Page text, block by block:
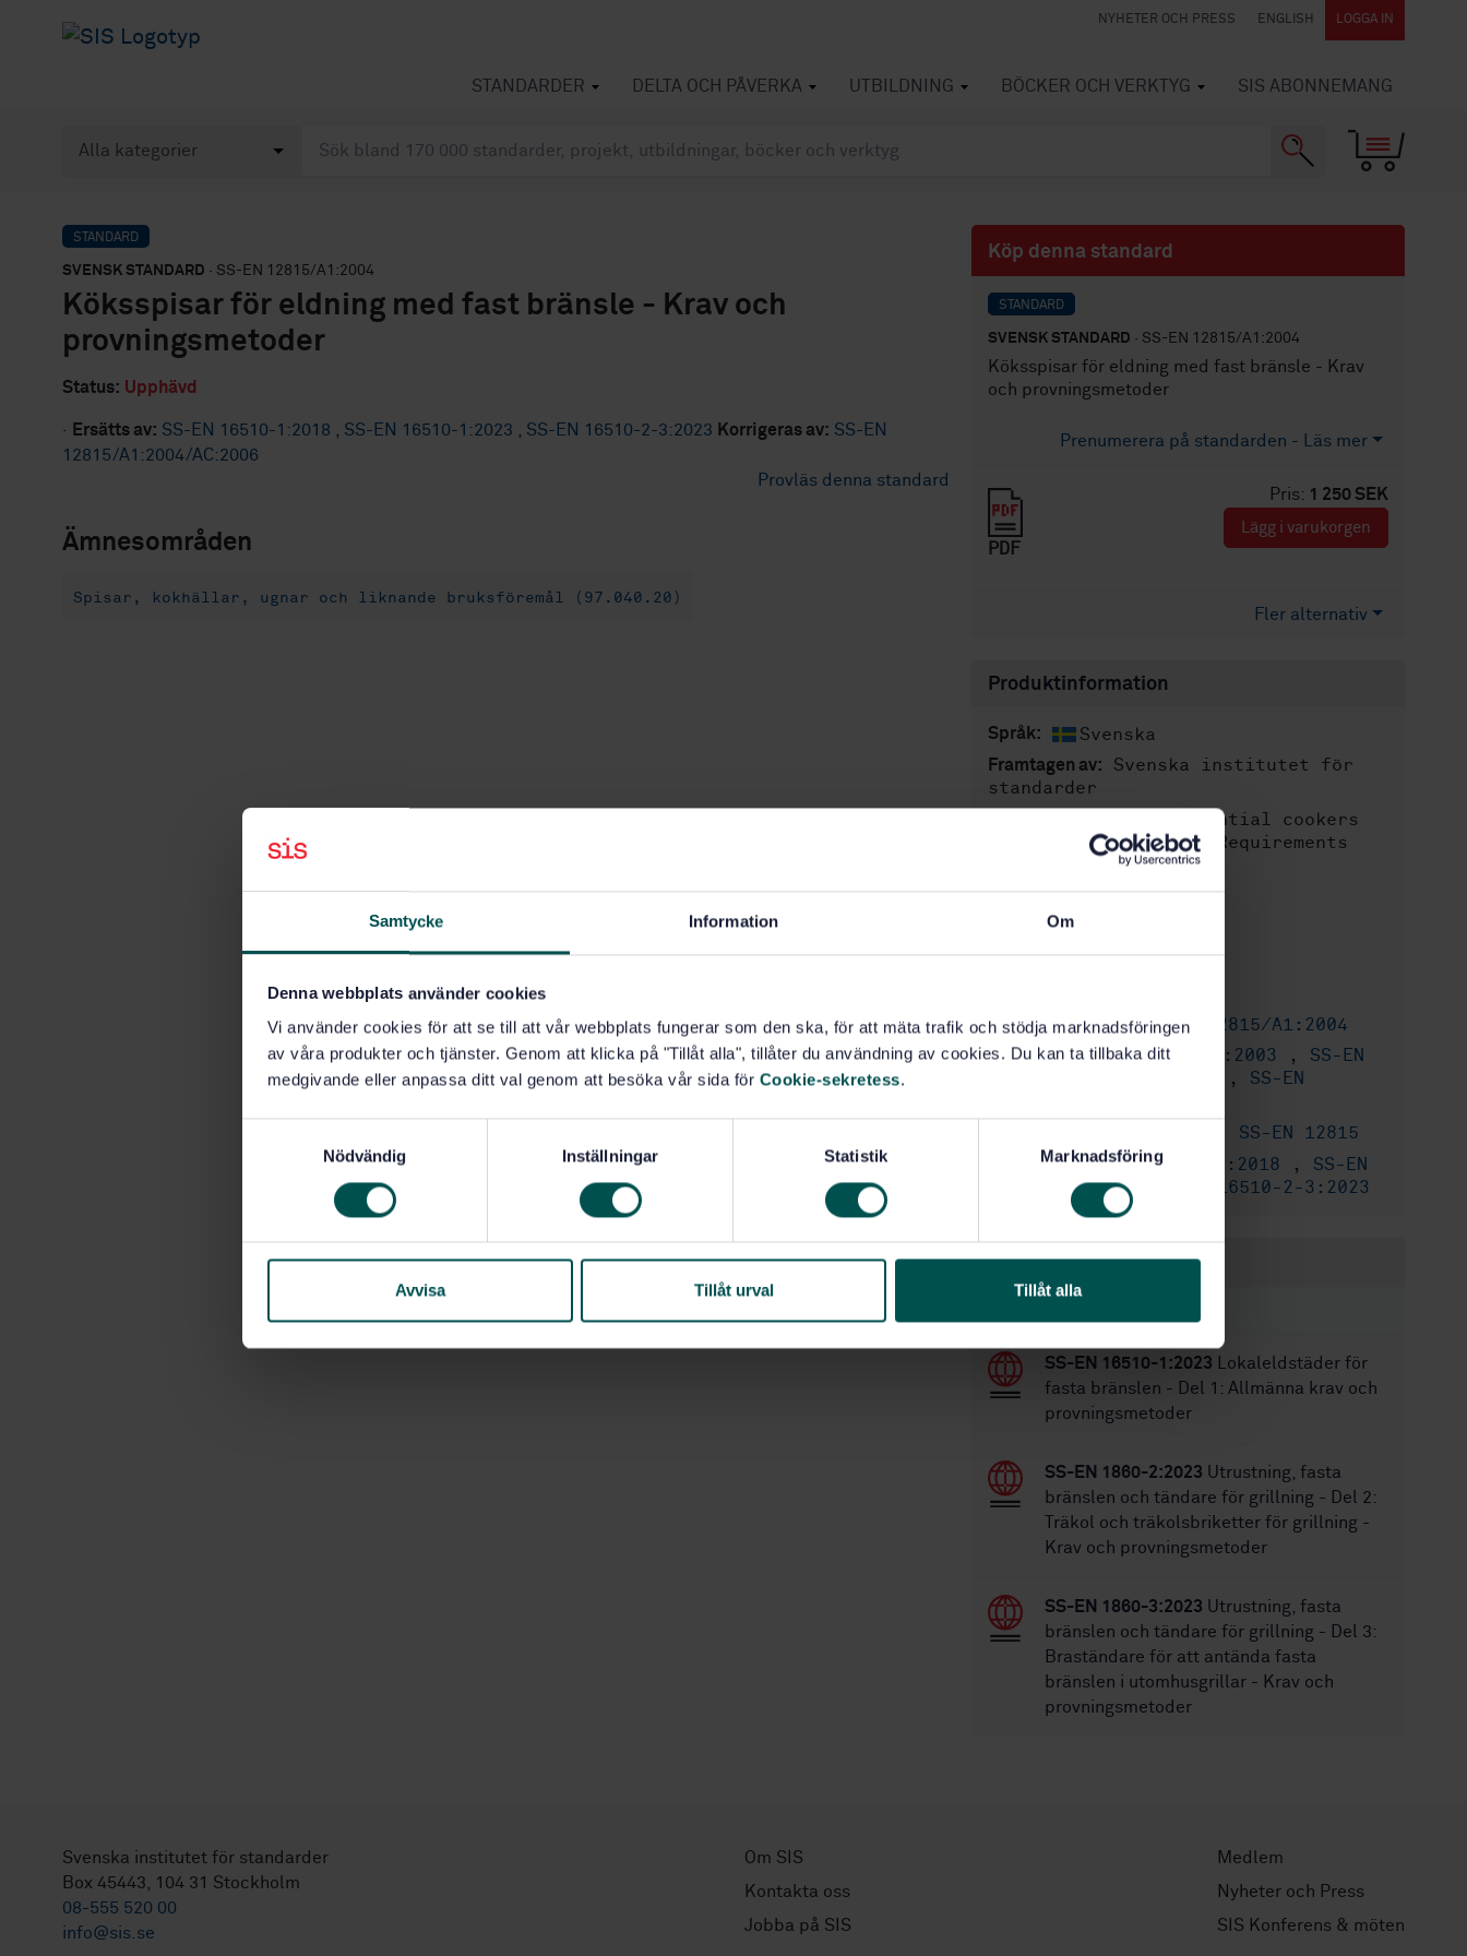
Samtycke Information Om
Denna webbplats använder cookies
Vi använder cookies för att se till att vår webbplats fungerar som den ska, för att mäta trafik och stödja marknadsföringen
av våra produkter och tjänster. Genom att klicka på "Tillåt alla", tillåter du användning av cookies. Du kan ta tillbaka ditt
medgivande eller anpassa ditt val genom att besöka vår sida för Cookie-sekretess.
s
Nödvändig Inställningar Statistik Marknadsföring
Avvisa Tillåt urval Tillåt alla
NYHETER OCH PRESS ENGLISH LOGGA IN
STANDARDER DELTA OCH PÅVERKA UTBILDNING BÖCKER OCH VERKTYG SIS ABONNEMANG
STANDARD
SVENSK STANDARD · SS-EN 12815/A1:2004
Köksspisar för eldning med fast bränsle - Krav och
provningsmetoder
Status: Upphävd
· Ersätts av: SS-EN 16510-1:2018 SS-EN 16510-1:2023 SS-EN 16510-2-3:2023 Korrigeras av: SS-EN
12815/A1:2004/AC:2006
Provläs denna standard
Ämnesområden
Spisar, kokhällar, ugnar och liknande bruksföremål (97.040.20)
Köp denna standard
STANDARD
SVENSK STANDARD · SS-EN 12815/A1:2004
Köksspisar för eldning med fast bränsle - Krav
och provningsmetoder
Prenumerera på standarden - Läs mer
Pris: 1 250 SEK
PDF
Lägg i varukorgen
Fler alternativ
Produktinformation
Språk: Svenska
Framtagen av:
Svenska institutet för
standarder
Residential cookers
fired by solid fuel - Requirements
and test methods
Artikelnummer:STD-40851
Utgåva:1
Fastställd:2004-11-26
Finns även på: SS-EN 12815/A1:2004
Ersätter: SS-EN 12815/AC:2003 , SS-EN
, SS-EN
SS-EN 12815
Ersätts av: SS-EN 16510-1:2018 , SS-EN
16510-1:2023, SS-EN 16510-2-3:2023
Inom samma område
SS-EN 16510-1:2023 Lokaleldstäder för
fasta bränslen - Del 1: Allmänna krav och
provningsmetoder
SS-EN 1860-2:2023 Utrustning, fasta
bränslen och tändare för grillning - Del 2:
Träkol och träkolsbriketter för grillning -
Krav och provningsmetoder
SS-EN 1860-3:2023 Utrustning, fasta
bränslen och tändare för grillning - Del 3:
Braständare för att antända fasta
bränslen i utomhusgrillar - Krav och
provningsmetoder
Svenska institutet för standarder
Box 45443, 104 31 Stockholm
08-555 520 00
info@sis.se
Om SIS
Kontakta oss
Jobba på SIS
Medlem
Nyheter och Press
SIS Konferens & möten